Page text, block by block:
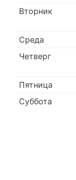
Вторник
Среда
Четверг
Пятница
Суббота